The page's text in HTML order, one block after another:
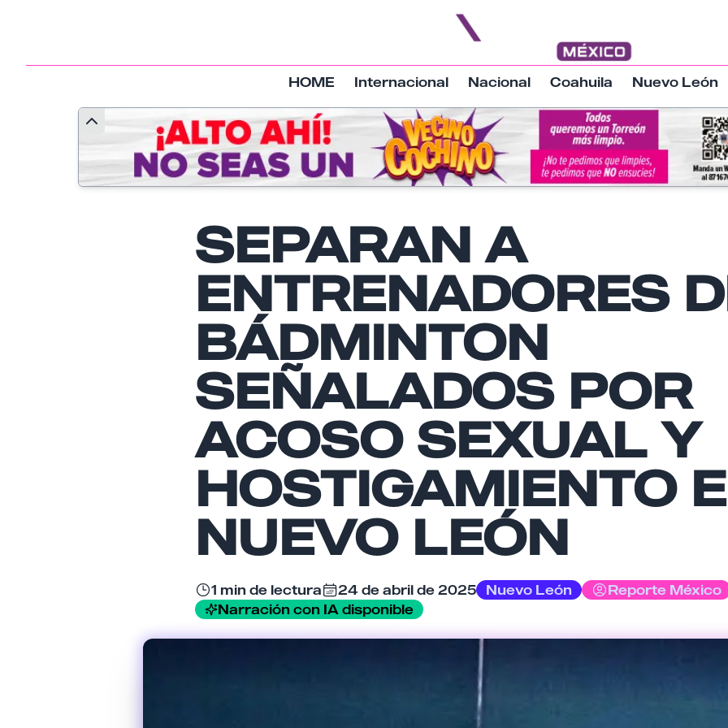
HOME Internacional Nacional Coahuila Nuevo León
SEPARAN A
ENTRENADORES
BÁDMINTON
SEÑALADOS POR
ACOSO SEXUAL Y
HOSTIGAMIENTO
NUEVO LEÓN
1 min de lectura 24 de abril de 2025 Nuevo León
Reporte México
Narración con IA disponible
Email
Tu comentario